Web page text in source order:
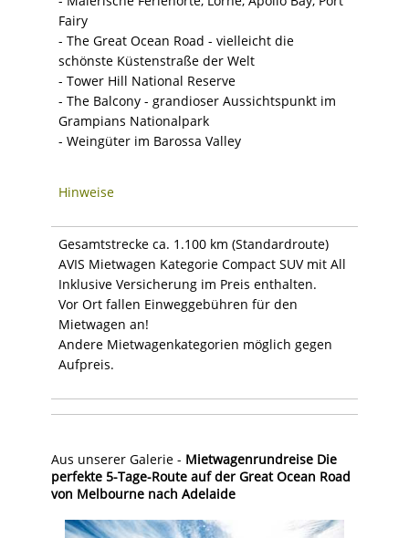
Fairy
- The Great Ocean Road - vielleicht die
schönste Küstenstraße der Welt
- Tower Hill National Reserve
- The Balcony - grandioser Aussichtspunkt im
Grampians Nationalpark
- Weingüter im Barossa Valley
Hinweise
Gesamtstrecke ca. 1.100 km (Standardroute)
AVIS Mietwagen Kategorie Compact SUV mit All
Inklusive Versicherung im Preis enthalten.
Vor Ort fallen Einweggebühren für den
Mietwagen an!
Andere Mietwagenkategorien möglich gegen
Aufpreis.
Aus unserer Galerie - Mietwagenrundreise Die
perfekte 5-Tage-Route auf der Great Ocean Road
von Melbourne nach Adelaide